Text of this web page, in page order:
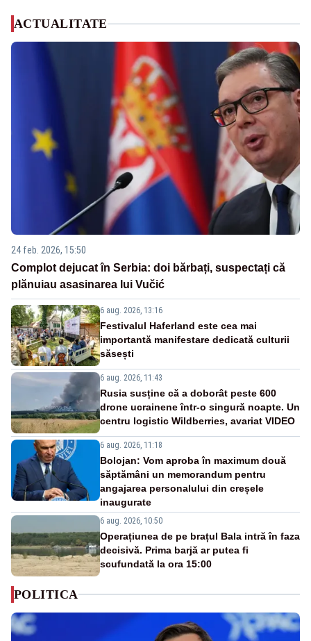
ACTUALITATE
24 feb. 2026, 15:50
Complot dejucat în Serbia: doi bărbați, suspectați că
plănuiau asasinarea lui Vučić
6 aug. 2026, 13:16
Festivalul Haferland este cea mai
importantă manifestare dedicată culturii
săsești
6 aug. 2026, 11:43
Rusia susține că a doborât peste 600
drone ucrainene într-o singură noapte. Un
centru logistic Wildberries, avariat VIDEO
6 aug. 2026, 11:18
Bolojan: Vom aproba în maximum două
săptămâni un memorandum pentru
angajarea personalului din creșele
inaugurate
6 aug. 2026, 10:50
Operațiunea de pe brațul Bala intră în faza
decisivă. Prima barjă ar putea fi
scufundată la ora 15:00
POLITICA